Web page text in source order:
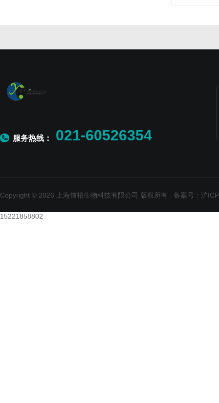
服务热线： 021-60526354
Copyright © 2026 上海信裕生物科技有限公司 版权所有 备案号：沪
15221858802